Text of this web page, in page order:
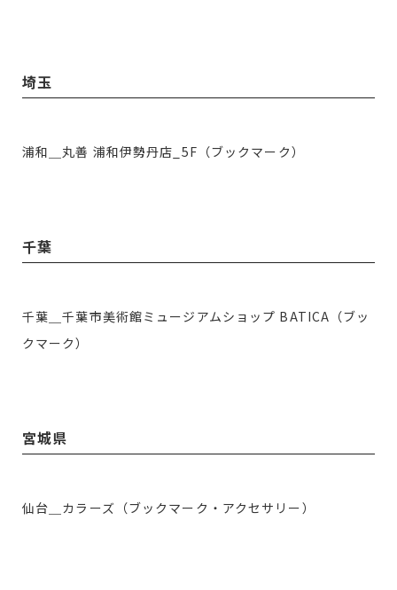
埼玉
浦和＿丸善 浦和伊勢丹店_5F（ブックマーク）
千葉
千葉＿千葉市美術館ミュージアムショップ BATICA（ブッ
クマーク）
宮城県
仙台＿カラーズ（ブックマーク・アクセサリー）